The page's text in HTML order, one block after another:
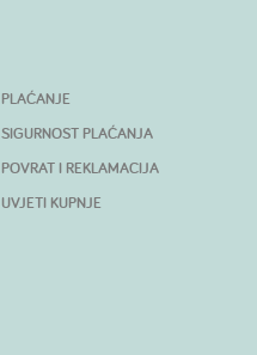
PLAĆANJE
SIGURNOST PLAĆANJA
POVRAT I REKLAMACIJA
UVJETI KUPNJE